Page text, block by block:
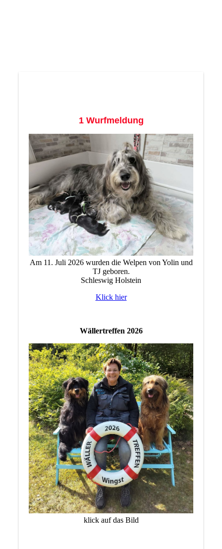
1 Wurfmeldung
Am 11. Juli 2026 wurden die Welpen von Yolin und
TJ geboren.
Schleswig Holstein
Klick hier
Wällertreffen 2026
klick auf das Bild